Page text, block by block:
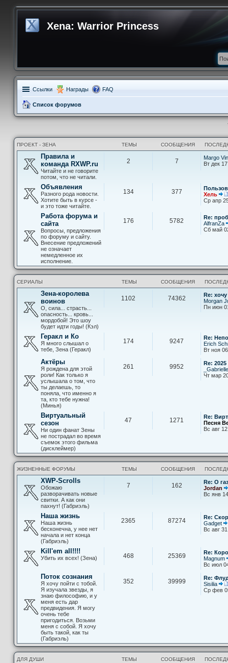
Xena: Warrior Princess
Ссылки Награды FAQ
Список форумов
ПРОЕКТ - ЗЕНА ТЕМЫ СООБЩЕНИЯ
Правила и
команда RXWP.ru
Читайте и не говорите
потом, что не читали.
2 7
Margo
Вт дек
Объявления
Разного рода новости.
Хотите быть в курсе -
и это тоже читайте.
134 377
Хель
Ср апр
Работа форума и
сайта
Вопросы, предложения
по форуму и сайту.
Внесение предложений
не означает
немедленное их
исполнение.
176 5782
Re:
AlfranZa
Сб май
СЕРИАЛЫ ТЕМЫ СООБЩЕНИЯ
Зена-королева
воинов
О, сила... страсть...
опасность... кровь...
мордобой! Это шоу
будет идти годы! (Кэл)
1102 74362
Re:
Morgan
Пн июн
Геракл и Ко
Я много слышал о
тебе, Зена (Геракл)
174 9247
Re:
Erich
Вт ноя
Актёры
Я рождена для этой
роли! Как только я
услышала о том, что
ты делаешь, то
поняла, что именно я
та, кто тебе нужна!
(Минья)
261 9952
Re:
Чт мар
Виртуальный
сезон
Ни один фанат Зены
не пострадал во время
съемок этого фильма
(дисклеймер)
47 1271
Re:
Песня
Вс авг
ЖИЗНЕННЫЕ ФОРУМЫ ТЕМЫ СООБЩЕНИЯ
XWP-Scrolls
Обожаю
разворачивать новые
свитки. А как они
пахнут! (Габриэль)
7 162
Re: О
Jordan
Вс янв
Наша жизнь
Наша жизнь
бесконечна, у нее нет
начала и нет конца
(Габриэль)
2365 87274
Re:
Gadget
Вс авг
Kill'em all!!!!
Убить их всех! (Зена) 468 25369
Re:
Magnum
Вс июл
Поток сознания
Я хочу пойти с тобой.
Я изучала звезды, я
знаю философию, и у
меня есть дар
предвидения. Я могу
очень тебе
пригодиться. Возьми
меня с собой. Я хочу
быть такой, как ты
(Габриэль)
352 39999
Re:
Sisilia
Ср фев
ДЛЯ ДУШИ ТЕМЫ СООБЩЕНИЯ